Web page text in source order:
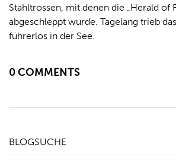
Stahltrossen, mit denen die „Herald of
abgeschleppt wurde. Tagelang trieb
führerlos in der See.
0 COMMENTS
BLOGSUCHE